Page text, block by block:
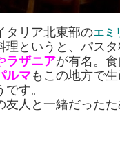
タリア北東部のエミ
理というと、パス
ラザニアが有名。
ルマ もこの地方で
す。
人と一緒だった